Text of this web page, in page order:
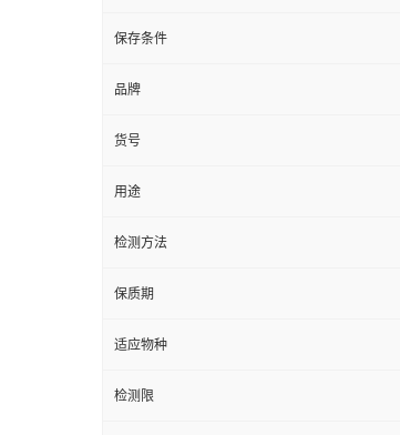
保存条件
品牌
货号
用途
检测方法
保质期
适应物种
检测限